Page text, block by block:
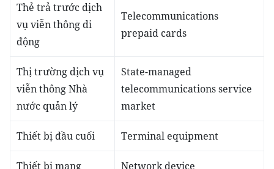
Thẻ trả trước dịch
vụ viễn thông di
động
Telecommunications
prepaid cards
Thị trường dịch vụ
viễn thông Nhà
nước quản lý
State-managed
telecommunications service
market
Thiết bị đầu cuối Terminal equipment
Thiết bị mạng Network device